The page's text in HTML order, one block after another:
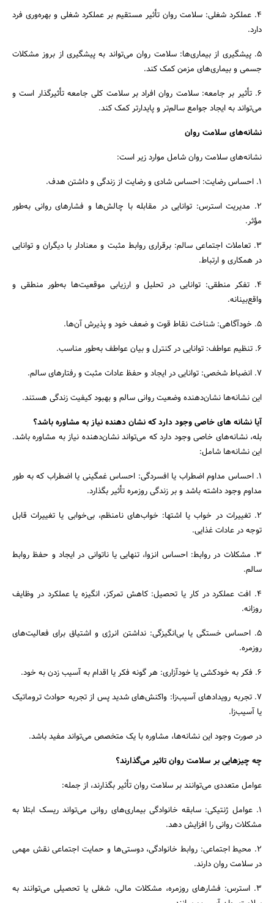
4. عملکرد شغلی: سلامت روان تأثیر مستقیم بر عملکرد شغلی و بهره‌وری فرد
دارد.
5. پیشگیری از بیماری‌ها: سلامت روان می‌تواند به پیشگیری از بروز مشکلات
جسمی و بیماری‌های مزمن کمک کند.
6. تأثیر بر جامعه: سلامت روان افراد بر سلامت کلی جامعه تأثیرگذار است و
می‌تواند به ایجاد جوامع سالم‌تر و پایدارتر کمک کند.
نشانه‌های سلامت روان
نشانه‌های سلامت روان شامل موارد زیر است:
1. احساس رضایت: احساس شادی و رضایت از زندگی و داشتن هدف.
2. مدیریت استرس: توانایی در مقابله با چالش‌ها و فشارهای روانی به‌طور
مؤثر.
3. تعاملات اجتماعی سالم: برقراری روابط مثبت و معنادار با دیگران و توانایی
در همکاری و ارتباط.
4. تفکر منطقی: توانایی در تحلیل و ارزیابی موقعیت‌ها به‌طور منطقی و
واقع‌بینانه.
5. خودآگاهی: شناخت نقاط قوت و ضعف خود و پذیرش آن‌ها.
6. تنظیم عواطف: توانایی در کنترل و بیان عواطف به‌طور مناسب.
7. انضباط شخصی: توانایی در ایجاد و حفظ عادات مثبت و رفتارهای سالم.
این نشانه‌ها نشان‌دهنده وضعیت روانی سالم و بهبود کیفیت زندگی هستند.
آیا نشانه های خاصی وجود دارد که نشان دهنده نیاز به مشاوره باشد؟
بله، نشانه‌های خاصی وجود دارد که می‌تواند نشان‌دهنده نیاز به مشاوره باشد.
این نشانه‌ها شامل:
1. احساس مداوم اضطراب یا افسردگی: احساس غمگینی یا اضطراب که به طور
مداوم وجود داشته باشد و بر زندگی روزمره تأثیر بگذارد.
2. تغییرات در خواب یا اشتها: خواب‌های نامنظم، بی‌خوابی یا تغییرات قابل
توجه در عادات غذایی.
3. مشکلات در روابط: احساس انزوا، تنهایی یا ناتوانی در ایجاد و حفظ روابط
سالم.
4. افت عملکرد در کار یا تحصیل: کاهش تمرکز، انگیزه یا عملکرد در وظایف
روزانه.
5. احساس خستگی یا بی‌انگیزگی: نداشتن انرژی و اشتیاق برای فعالیت‌های
روزمره.
6. فکر به خودکشی یا خودآزاری: هر گونه فکر یا اقدام به آسیب زدن به خود.
7. تجربه رویدادهای آسیب‌زا: واکنش‌های شدید پس از تجربه حوادث تروماتیک
یا آسیب‌زا.
در صورت وجود این نشانه‌ها، مشاوره با یک متخصص می‌تواند مفید باشد.
چه چیزهایی بر سلامت روان تاثیر می‌گذارند؟
عوامل متعددی می‌توانند بر سلامت روان تأثیر بگذارند، از جمله:
1. عوامل ژنتیکی: سابقه خانوادگی بیماری‌های روانی می‌تواند ریسک ابتلا به
مشکلات روانی را افزایش دهد.
2. محیط اجتماعی: روابط خانوادگی، دوستی‌ها و حمایت اجتماعی نقش مهمی
در سلامت روان دارند.
3. استرس: فشارهای روزمره، مشکلات مالی، شغلی یا تحصیلی می‌توانند به